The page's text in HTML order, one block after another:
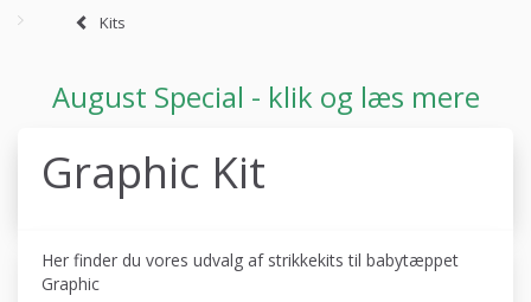
Kits
August Special - klik og læs mere
Graphic Kit
Her finder du vores udvalg af strikkekits til babytæppet
Graphic